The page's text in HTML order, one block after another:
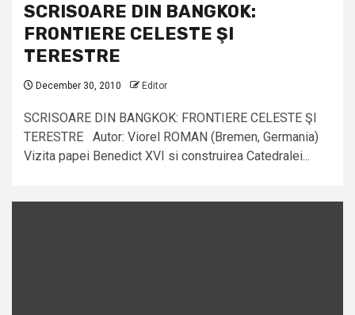
SCRISOARE DIN BANGKOK:
FRONTIERE CELESTE ŞI
TERESTRE
December 30, 2010 Editor
SCRISOARE DIN BANGKOK: FRONTIERE CELESTE ŞI
TERESTRE Autor: Viorel ROMAN (Bremen, Germania)
Vizita papei Benedict XVI si construirea Catedralei...